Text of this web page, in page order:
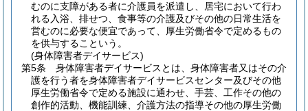
むのに支障がある者に介護員を派遣し、居宅において行わ
れる入浴、排せつ、食事等の介護及びその他の日常生活を
営むのに必要な便宜であって、厚生労働省令で定めるもの
を供与するこという。
(身体障害者デイサービス)
第5条
身体障害者デイサービスとは、身体障害者又はその介
護を行う者を身体障害者デイサービスセンター及びその他
厚生労働省令で定める施設に通わせ、手芸、工作その他の
創作的活動、機能訓練、介護方法の指導その他の厚生労働